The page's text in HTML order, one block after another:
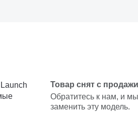
Товар снят с продажи
Обратитесь к нам, и
заменить эту модель.